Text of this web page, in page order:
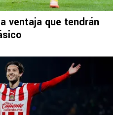
ventaja que tendrán